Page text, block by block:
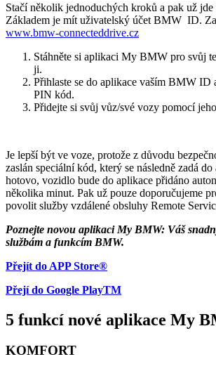
Stačí několik jednoduchých kroků a pak už jde
Základem je mít uživatelský účet BMW ID.
www.bmw-connecteddrive.cz
Stáhněte si aplikaci My BMW pro svůj
ji.
Přihlaste se do aplikace vaším BMW ID
PIN kód.
Přidejte si svůj vůz/své vozy pomocí
Je lepší být ve voze, protože z důvodu
zaslán speciální kód, který se následně zadá
hotovo, vozidlo bude do aplikace přidáno
několika minut. Pak už pouze doporučujeme
povolit služby vzdálené obsluhy Remote
Poznejte novou aplikaci My BMW: Váš
službám a funkcím BMW.
Přejít do APP Store®
Přejí do Google PlayTM
5 funkcí nové aplikace My
KOMFORT